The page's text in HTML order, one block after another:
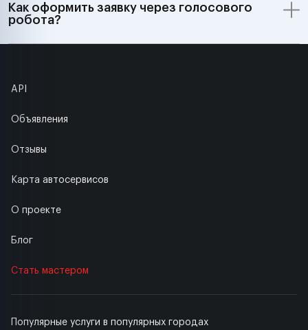
Как оформить заявку через голосового
робота?
Популярные услуги в популярных городах
API
Объявления
Отзывы
Карта автосервисов
О проекте
Блог
Стать мастером